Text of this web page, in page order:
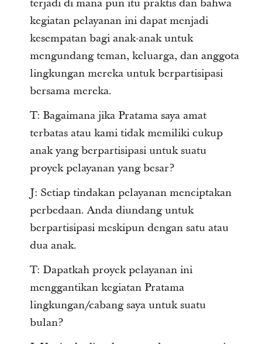
terjadi di mana pun itu praktis dan bahwa
kegiatan pelayanan ini dapat menjadi
kesempatan bagi anak-anak untuk
mengundang teman, keluarga, dan anggota
lingkungan mereka untuk berpartisipasi
bersama mereka.
T: Bagaimana jika Pratama saya amat
terbatas atau kami tidak memiliki cukup
anak yang berpartisipasi untuk suatu
proyek pelayanan yang besar?
J: Setiap tindakan pelayanan menciptakan
perbedaan. Anda diundang untuk
berpartisipasi meskipun dengan satu atau
dua anak.
T: Dapatkah proyek pelayanan ini
menggantikan kegiatan Pratama
lingkungan/cabang saya untuk suatu
bulan?